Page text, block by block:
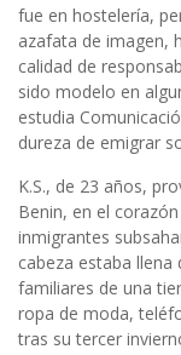
fue en hostelería,
azafata de imagen,
calidad de
sido modelo en
estudia
dureza de emigrar
K.S., de 23 años,
Benin, en el
inmigrantes
cabeza estaba
familiares de una
ropa de moda,
tras su tercer